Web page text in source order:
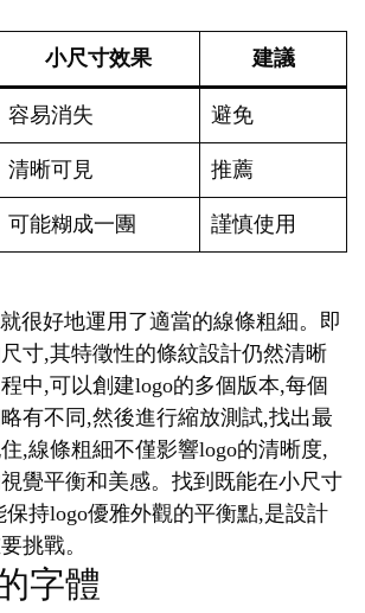
小尺寸效果 建議
容易消失 避免
清晰可見 推薦
可能糊成一團 謹慎使用
很好地運用了適當的線條粗細。即
寸,其特徵性的條紋設計仍然清晰
中,可以創建logo的多個版本,每個
有不同,然後進行縮放測試,找出最
,線條粗細不僅影響logo的清晰度,
覺平衡和美感。找到既能在小尺寸
持logo優雅外觀的平衡點,是設計
挑戰。
字體